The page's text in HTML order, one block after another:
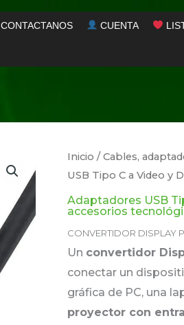
CONTACTANOS CUENTA
Inicio /Cables,
USB Tipo C a Video y
Adaptadores USB
accesorios
CONVERTIDOR DISPLAY
Un convertidor
conectar un
gráfica de PC, una
proyector con